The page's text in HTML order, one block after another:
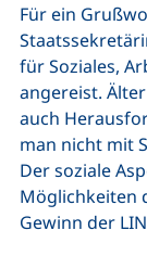
Für ein
für Soziales,
angereist.
auch
man nicht mit
Der soziale
Möglichkeiten
Gewinn der